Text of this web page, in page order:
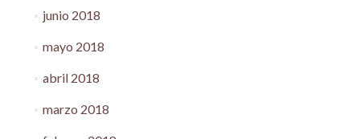
junio 2018
mayo 2018
abril 2018
marzo 2018